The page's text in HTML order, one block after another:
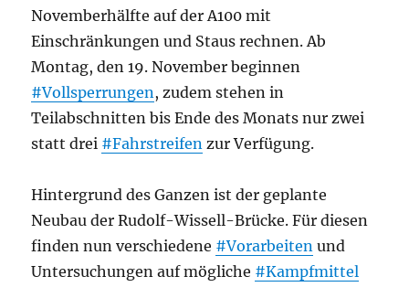
Novemberhälfte auf der A100 mit
Einschränkungen und Staus rechnen. Ab
Montag, den 19. November beginnen
#Vollsperrungen, zudem stehen in
Teilabschnitten bis Ende des Monats nur zwei
statt drei #Fahrstreifen zur Verfügung.
Hintergrund des Ganzen ist der geplante
Neubau der Rudolf-Wissell-Brücke. Für diesen
finden nun verschiedene #Vorarbeiten und
Untersuchungen auf mögliche #Kampfmittel